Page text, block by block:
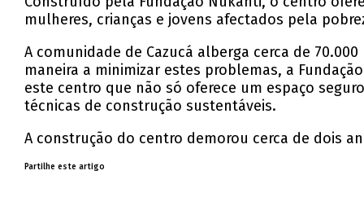
mulheres, crianças e jovens afectados pela
A comunidade de Cazucá alberga cerca de
maneira a minimizar estes problemas, a
este centro que não só oferece um espaço
técnicas de construção sustentáveis.
A construção do centro demorou cerca de dois
Partilhe este artigo